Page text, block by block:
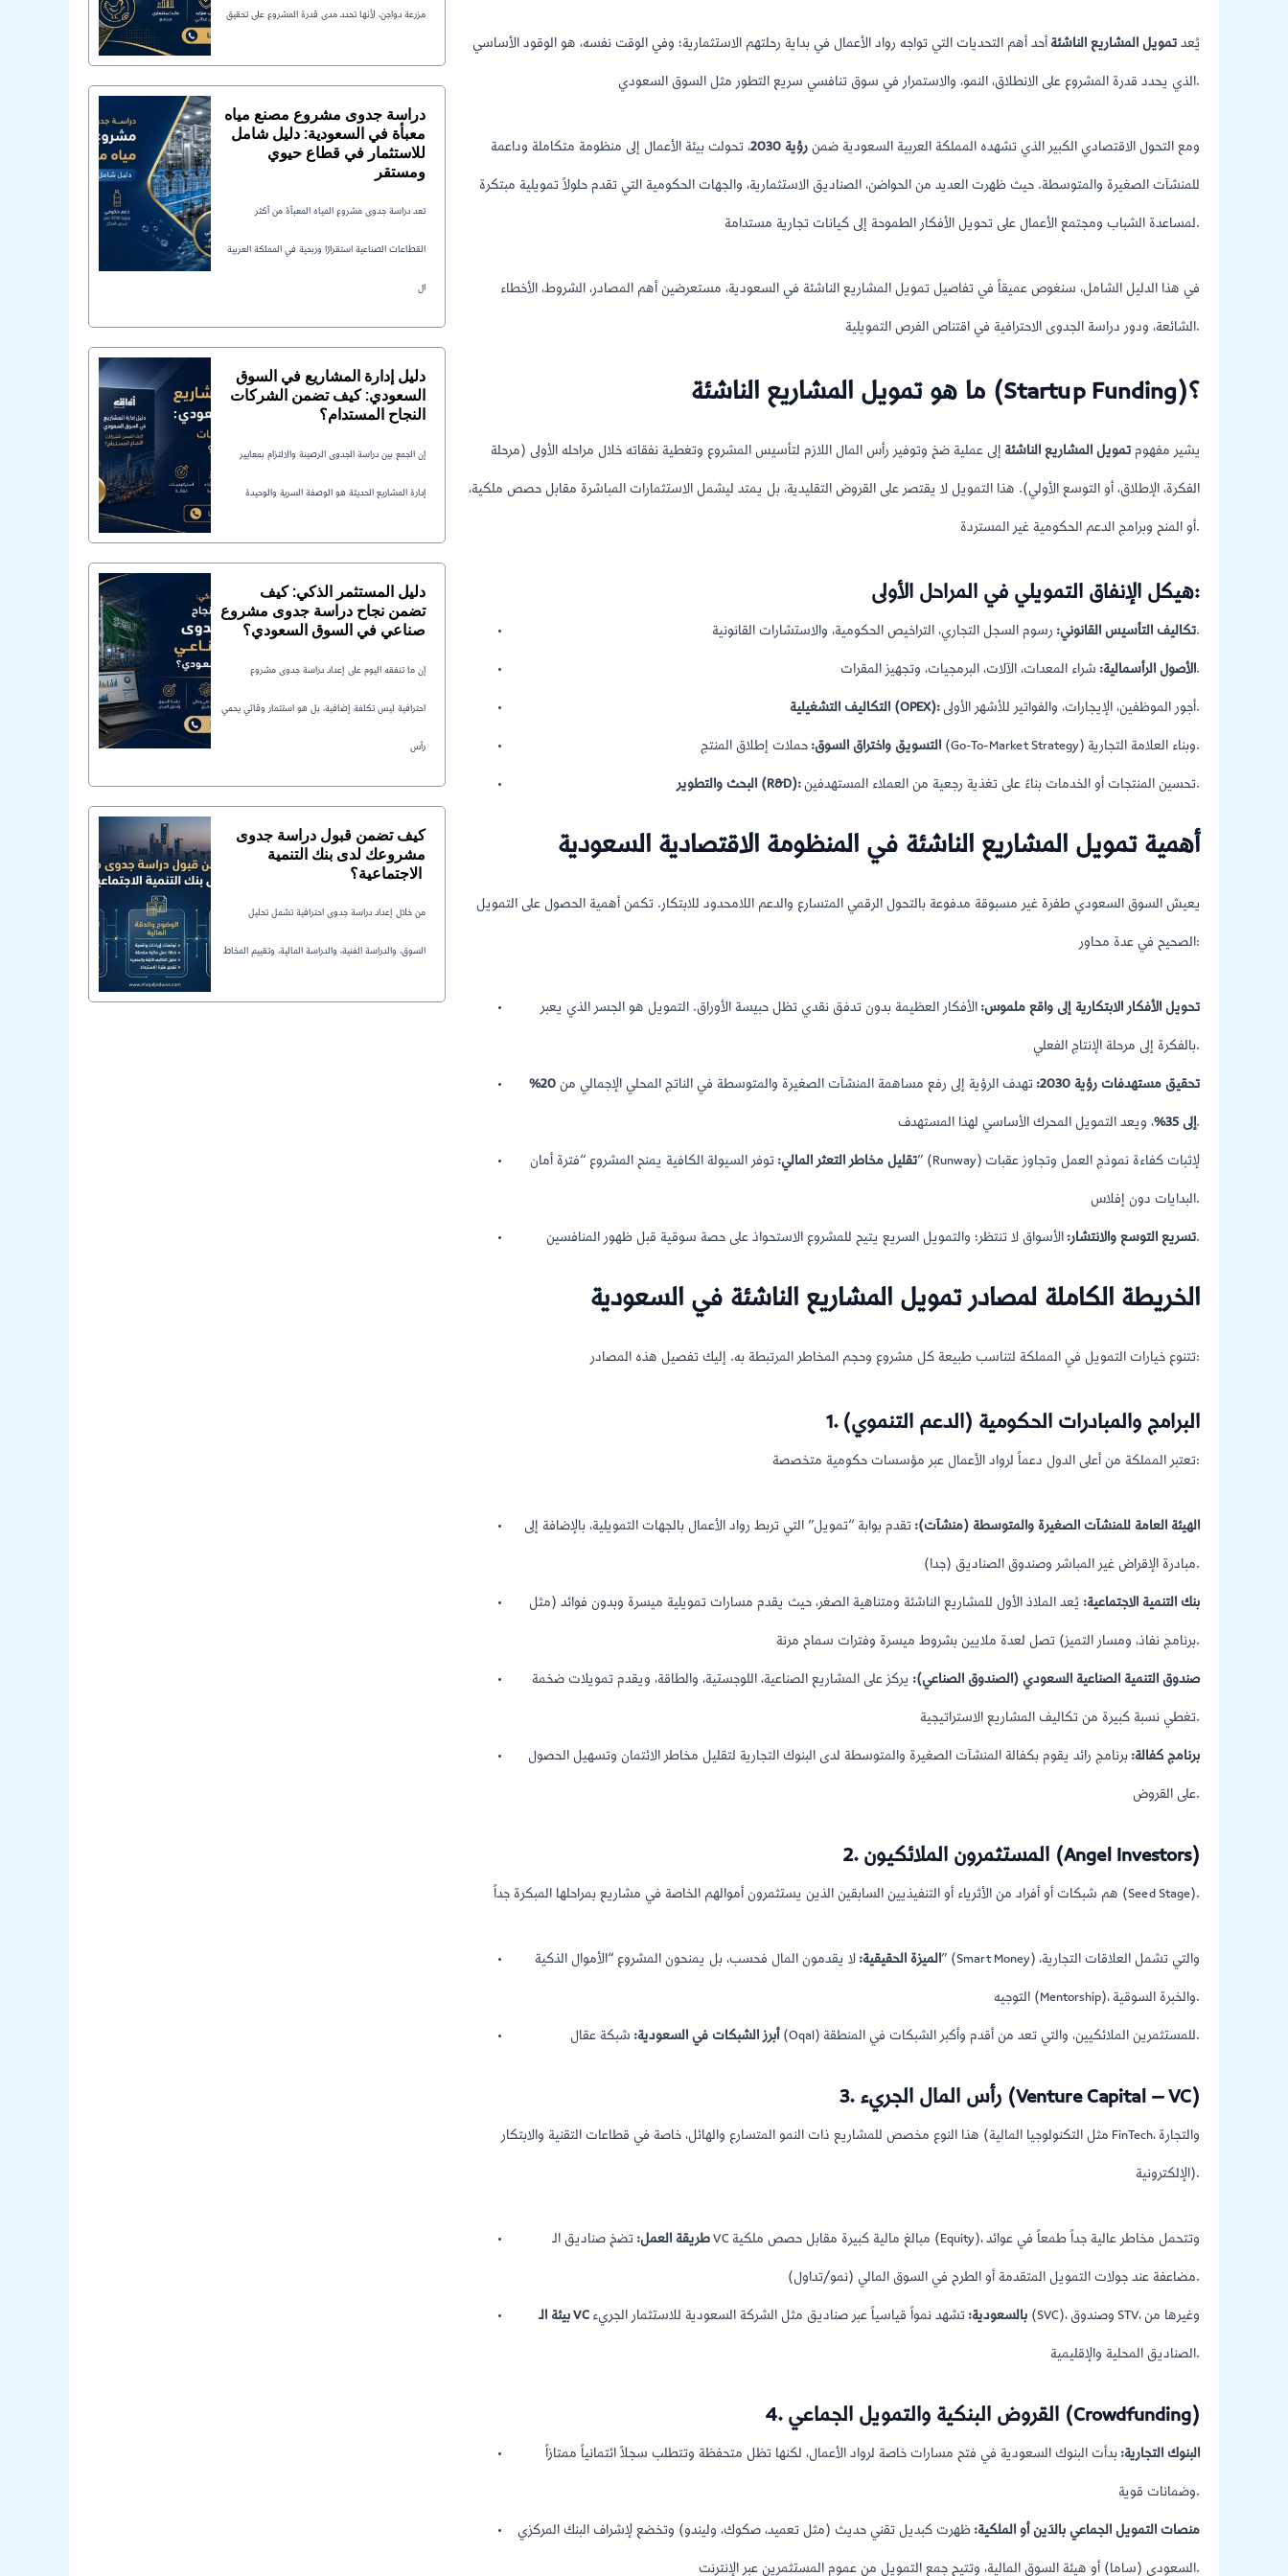
مزرعة دواجن، لأنها تحدد مدى قدرة المشروع على تحقيق
دراسة جدوى مشروع مصنع مياه
معبأة في السعودية: دليل شامل
للاستثمار في قطاع حيوي
ومستقر
تعد دراسة جدوى مشروع المياه المعبأة من أكثر
القطاعات الصناعية استقرارًا وربحية في المملكة العربية
ال
دليل إدارة المشاريع في السوق
السعودي: كيف تضمن الشركات
النجاح المستدام؟
إن الجمع بين دراسة الجدوى الرصينة والالتزام بمعايير
إدارة المشاريع الحديثة هو الوصفة السرية والوحيدة
دليل المستثمر الذكي: كيف
تضمن نجاح دراسة جدوى مشروع
صناعي في السوق السعودي؟
إن ما تنفقه اليوم على إعداد دراسة جدوى مشروع
احترافية ليس تكلفة إضافية، بل هو استثمار وقائي يحمي
رأس
كيف تضمن قبول دراسة جدوى
مشروعك لدى بنك التنمية
من خلال إعداد دراسة جدوى احترافية تشمل تحليل
السوق، والدراسة الفنية، والدراسة المالية، وتقييم المخاط
يُعدتمويل المشاريع الناشئة أحد أهم التحديات التي تواجه رواد الأعمال في بداية رحلتهم الاستثمارية؛ وفي الوقت نفسه، هو الوقود الأساسي
الذي يحدد قدرة المشروع على الانطلاق، النمو، والاستمرار في سوق تنافسي سريع التطور مثل السوق السعودي.
ومع التحول الاقتصادي الكبير الذي تشهده المملكة العربية السعودية ضمنرؤية 2030 ، تحولت بيئة الأعمال إلى منظومة متكاملة وداعمة
للمنشآت الصغيرة والمتوسطة. حيث ظهرت العديد من الحواضن، الصناديق الاستثمارية، والجهات الحكومية التي تقدم حلولاً تمويلية مبتكرة
لمساعدة الشباب ومجتمع الأعمال على تحويل الأفكار الطموحة إلى كيانات تجارية مستدامة.
في هذا الدليل الشامل، سنغوص عميقاً في تفاصيل تمويل المشاريع الناشئة في السعودية، مستعرضين أهم المصادر، الشروط، الأخطاء
الشائعة، ودور دراسة الجدوى الاحترافية في اقتناص الفرص التمويلية.
ما هو تمويل المشاريع الناشئة (Startup Funding)؟
يشير مفهومتمويل المشاريع الناشئة إلى عملية ضخ وتوفير رأس المال اللازم لتأسيس المشروع وتغطية نفقاته خلال مراحله الأولى (مرحلة
الفكرة، الإطلاق، أو التوسع الأولي). هذا التمويل لا يقتصر على القروض التقليدية، بل يمتد ليشمل الاستثمارات المباشرة مقابل حصص ملكية،
أو المنح وبرامج الدعم الحكومية غير المستردة.
هيكل الإنفاق التمويلي في المراحل الأولى:
تكاليف التأسيس القانوني:رسوم السجل التجاري، التراخيص الحكومية، والاستشارات القانونية.
الأصول الرأسمالية:شراء المعدات، الآلات، البرمجيات، وتجهيز المقرات.
التكاليف التشغيلية (OPEX): أجور الموظفين، الإيجارات، والفواتير للأشهر الأولى.
التسويق واختراق السوق: حملات إطلاق المنتج (Go-To-Market Strategy) وبناء العلامة التجارية.
البحث والتطوير (R&D): تحسين المنتجات أو الخدمات بناءً على تغذية رجعية من العملاء المستهدفين.
أهمية تمويل المشاريع الناشئة في المنظومة الاقتصادية السعودية
يعيش السوق السعودي طفرة غير مسبوقة مدفوعة بالتحول الرقمي المتسارع والدعم اللامحدود للابتكار. تكمن أهمية الحصول على التمويل
الصحيح في عدة محاور:
تحويل الأفكار الابتكارية إلى واقع ملموس: الأفكار العظيمة بدون تدفق نقدي تظل حبيسة الأوراق. التمويل هو الجسر الذي يعبر
بالفكرة إلى مرحلة الإنتاج الفعلي.
تحقيق مستهدفات رؤية 2030: تهدف الرؤية إلى رفع مساهمة المنشآت الصغيرة والمتوسطة في الناتج المحلي الإجمالي من 20%
إلى 35%، ويعد التمويل المحرك الأساسي لهذا المستهدف.
تقليل مخاطر التعثر المالي: توفر السيولة الكافية يمنح المشروع “فترة أمان” (Runway) لإثبات كفاءة نموذج العمل وتجاوز عقبات
البدايات دون إفلاس.
تسريع التوسع والانتشار:الأسواق لا تنتظر؛ والتمويل السريع يتيح للمشروع الاستحواذ على حصة سوقية قبل ظهور المنافسين.
الخريطة الكاملة لمصادر تمويل المشاريع الناشئة في السعودية
تتنوع خيارات التمويل في المملكة لتناسب طبيعة كل مشروع وحجم المخاطر المرتبطة به. إليك تفصيل هذه المصادر:
1. البرامج والمبادرات الحكومية (الدعم التنموي)
تعتبر المملكة من أعلى الدول دعماً لرواد الأعمال عبر مؤسسات حكومية متخصصة:
الهيئة العامة للمنشآت الصغيرة والمتوسطة (منشآت): تقدم بوابة “تمويل” التي تربط رواد الأعمال بالجهات التمويلية، بالإضافة إلى
مبادرة الإقراض غير المباشر وصندوق الصناديق (جدا).
بنك التنمية الاجتماعية: يُعد الملاذ الأول للمشاريع الناشئة ومتناهية الصغر، حيث يقدم مسارات تمويلية ميسرة وبدون فوائد (مثل
برنامج نفاذ، ومسار التميز) تصل لعدة ملايين بشروط ميسرة وفترات سماح مرنة.
صندوق التنمية الصناعية السعودي (الصندوق الصناعي): يركز على المشاريع الصناعية، اللوجستية، والطاقة، ويقدم تمويلات ضخمة
تغطي نسبة كبيرة من تكاليف المشاريع الاستراتيجية.
برنامج كفالة: برنامج رائد يقوم بكفالة المنشآت الصغيرة والمتوسطة لدى البنوك التجارية لتقليل مخاطر الائتمان وتسهيل الحصول
على القروض.
2. المستثمرون الملائكيون (Angel Investors)
هم شبكات أو أفراد من الأثرياء أو التنفيذيين السابقين الذين يستثمرون أموالهم الخاصة في مشاريع بمراحلها المبكرة جداً (Seed Stage).
الميزة الحقيقية: لا يقدمون المال فحسب، بل يمنحون المشروع “الأموال الذكية” (Smart Money) والتي تشمل العلاقات التجارية،
التوجيه (Mentorship)، والخبرة السوقية.
أبرز الشبكات في السعودية: شبكة عقال (Oqal) للمستثمرين الملائكيين، والتي تعد من أقدم وأكبر الشبكات في المنطقة.
3. رأس المال الجريء (Venture Capital – VC)
هذا النوع مخصص للمشاريع ذات النمو المتسارع والهائل، خاصة في قطاعات التقنية والابتكار (مثل التكنولوجيا المالية FinTech، والتجارة
الإلكترونية).
طريقة العمل: تضخ صناديق الـ VC مبالغ مالية كبيرة مقابل حصص ملكية (Equity)، وتتحمل مخاطر عالية جداً طمعاً في عوائد
مضاعفة عند جولات التمويل المتقدمة أو الطرح في السوق المالي (نمو/تداول).
بيئة الـ VC بالسعودية: تشهد نمواً قياسياً عبر صناديق مثل الشركة السعودية للاستثمار الجريء (SVC)، وصندوق STV، وغيرها من
الصناديق المحلية والإقليمية.
4. القروض البنكية والتمويل الجماعي (Crowdfunding)
البنوك التجارية: بدأت البنوك السعودية في فتح مسارات خاصة لرواد الأعمال، لكنها تظل متحفظة وتتطلب سجلاً ائتمانياً ممتازاً
وضمانات قوية.
منصات التمويل الجماعي بالدَين أو الملكية: ظهرت كبديل تقني حديث (مثل تعميد، صكوك، وليندو) وتخضع لإشراف البنك المركزي
السعودي (ساما) أو هيئة السوق المالية، وتتيح جمع التمويل من عموم المستثمرين عبر الإنترنت.